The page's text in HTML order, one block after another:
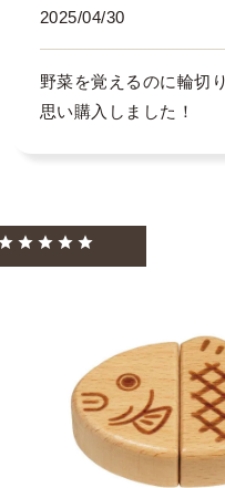
2025/04/30
野菜を覚えるのに輪切
思い購入しました！